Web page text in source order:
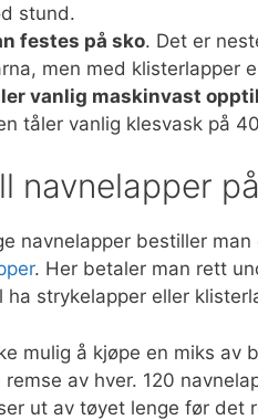
stund.
festes på sko. Det er
men med klisterlapper
vanlig maskinvast
tåler vanlig klesvask på
navnelapper
navnelapper bestiller
. Her betaler man rett
ha strykelapper eller
mulig å kjøpe en miks av
remse av hver. 120
ut av tøyet lenge før det